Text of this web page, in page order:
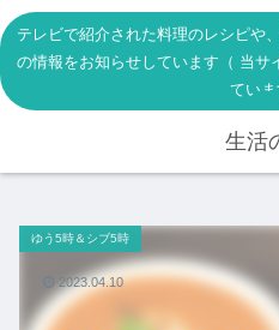
テレビで紹介された料理のレシピや
の情報をお知らせしています（ 当サ
ていま
生活
ゆう5時＆シブ5時
2023.04.10